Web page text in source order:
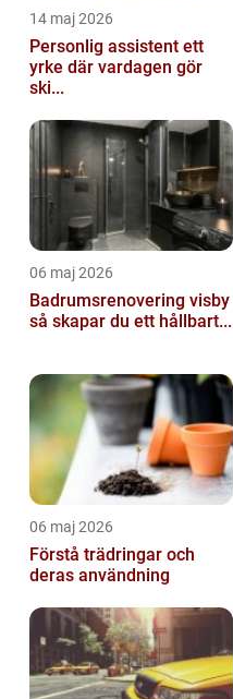
14 maj 2026
Personlig assistent ett
yrke där vardagen gör
ski...
06 maj 2026
Badrumsrenovering visby
så skapar du ett hållbart...
06 maj 2026
Förstå trädringar och
deras användning